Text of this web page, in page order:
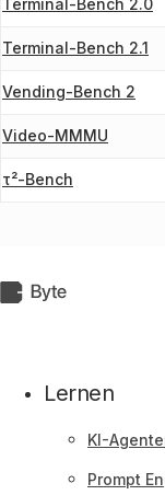
Terminal-Bench 2.1
Vending-Bench 2
Video-MMMU
τ²-Bench
Byte.de
Lernen
KI-
Prompt